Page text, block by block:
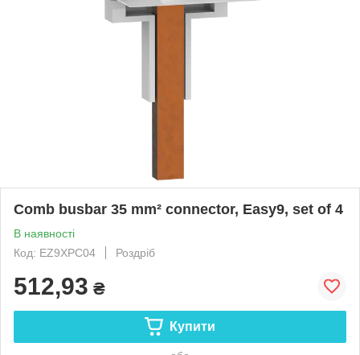
Comb busbar 35 mm² connector, Easy9, set of 4
В наявності
Код: EZ9XPC04
Роздріб
512,93 ₴
Купити